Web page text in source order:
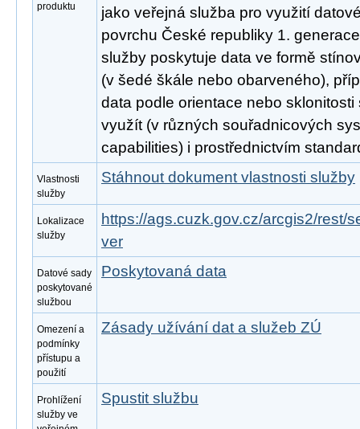
produktu
jako veřejná služba pro využití
povrchu České republiky 1.
služby poskytuje data ve formě
(v šedé škále nebo obarveného),
data podle orientace nebo
využít (v různých souřadnicových
capabilities) i prostřednictvím
Vlastnosti
služby
Stáhnout dokument vlastnosti služby
Lokalizace
služby
https://ags.cuzk.gov.cz/arcgis2/rest/
ver
Datové sady
poskytované
službou
Poskytovaná data
Omezení a
podmínky
přístupu a
použití
Zásady užívání dat a služeb ZÚ
Prohlížení
služby ve
Spustit službu